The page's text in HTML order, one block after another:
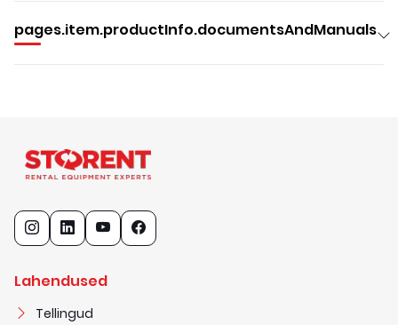
pages.item.productInfo.documentsAndManuals
Lahendused
Tellingud